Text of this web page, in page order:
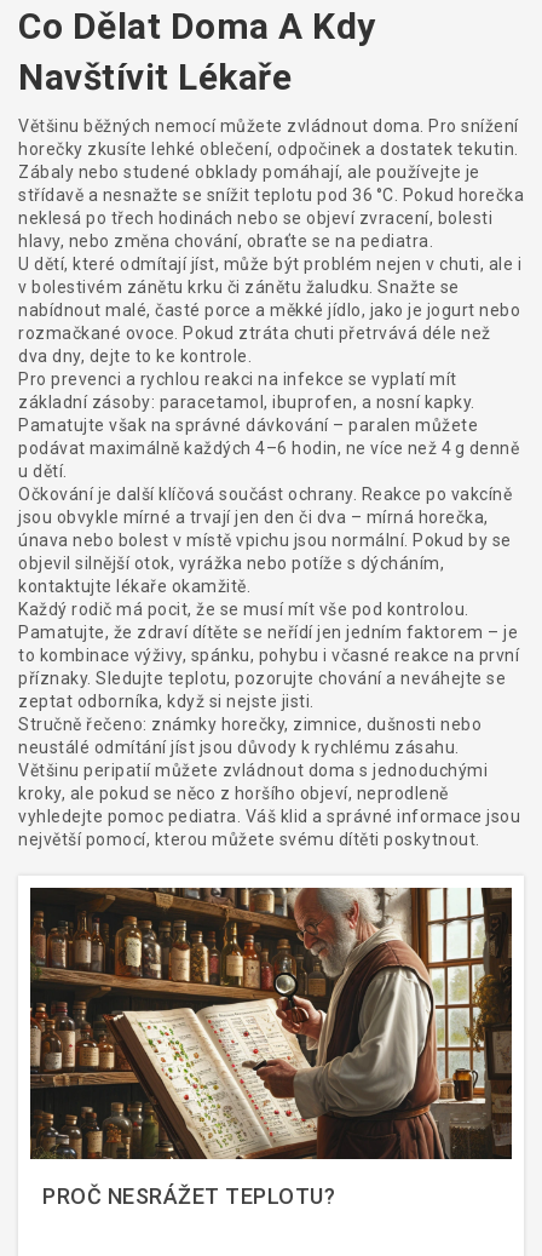
Co Dělat Doma A Kdy
Navštívit Lékaře
Většinu běžných nemocí můžete zvládnout doma. Pro snížení
horečky zkusíte lehké oblečení, odpočinek a dostatek tekutin.
Zábaly nebo studené obklady pomáhají, ale používejte je
střídavě a nesnažte se snížit teplotu pod 36 °C. Pokud horečka
neklesá po třech hodinách nebo se objeví zvracení, bolesti
hlavy, nebo změna chování, obraťte se na pediatra.
U dětí, které odmítají jíst, může být problém nejen v chuti, ale i
v bolestivém zánětu krku či zánětu žaludku. Snažte se
nabídnout malé, časté porce a měkké jídlo, jako je jogurt nebo
rozmačkané ovoce. Pokud ztráta chuti přetrvává déle než
dva dny, dejte to ke kontrole.
Pro prevenci a rychlou reakci na infekce se vyplatí mít
základní zásoby: paracetamol, ibuprofen, a nosní kapky.
Pamatujte však na správné dávkování – paralen můžete
podávat maximálně každých 4–6 hodin, ne více než 4 g denně
u dětí.
Očkování je další klíčová součást ochrany. Reakce po vakcíně
jsou obvykle mírné a trvají jen den či dva – mírná horečka,
únava nebo bolest v místě vpichu jsou normální. Pokud by se
objevil silnější otok, vyrážka nebo potíže s dýcháním,
kontaktujte lékaře okamžitě.
Každý rodič má pocit, že se musí mít vše pod kontrolou.
Pamatujte, že zdraví dítěte se neřídí jen jedním faktorem – je
to kombinace výživy, spánku, pohybu i včasné reakce na první
příznaky. Sledujte teplotu, pozorujte chování a neváhejte se
zeptat odborníka, když si nejste jisti.
Stručně řečeno: známky horečky, zimnice, dušnosti nebo
neustálé odmítání jíst jsou důvody k rychlému zásahu.
Většinu peripatií můžete zvládnout doma s jednoduchými
kroky, ale pokud se něco z horšího objeví, neprodleně
vyhledejte pomoc pediatra. Váš klid a správné informace jsou
největší pomocí, kterou můžete svému dítěti poskytnout.
PROČ NESRÁŽET TEPLOTU?